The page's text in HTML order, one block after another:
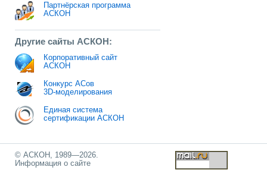
Партнёрская программа
АСКОН
Другие сайты АСКОН:
Корпоративный сайт
АСКОН
Конкурс АСов
3D-моделирования
Единая система
сертификации АСКОН
© АСКОН, 1989—2026.
Информация о сайте